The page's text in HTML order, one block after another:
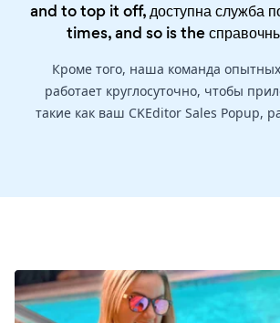
and to top it off, доступна служба
times, and so is the
Кроме того, наша команда
работает круглосуточно, чтобы
такие как ваш CKEditor Sales Popup,